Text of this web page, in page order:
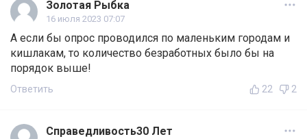
Золотая Рыбка
16 июля 2023 07:07
А если бы опрос проводился по маленьким городам и
кишлакам, то количество безработных было бы на
порядок выше!
Ответить 22 2
Справедливость30 Лет